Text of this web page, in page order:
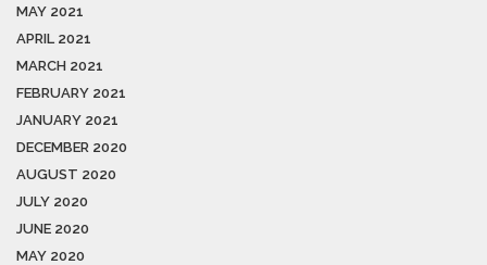
MAY 2021
APRIL 2021
MARCH 2021
FEBRUARY 2021
JANUARY 2021
DECEMBER 2020
AUGUST 2020
JULY 2020
JUNE 2020
MAY 2020